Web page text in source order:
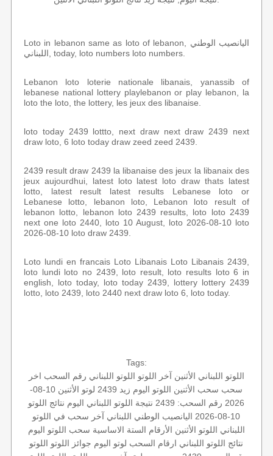
Loto in lebanon same as loto of lebanon, اليانصيب الوطني
اللبناني, today, loto numbers loto numbers.
Lebanon loto loterie nationale libanais, yanassib of
lebanese national lottery playlebanon or play lebanon, la
loto the loto, the lottery, les jeux des libanaise.
loto today 2439 lottto, next draw next draw 2439 next
draw loto, 6 loto today draw zeed zeed 2439.
2439 result draw 2439 la libanaise des jeux la libanaix des
jeux aujourdhui, latest loto latest loto draw thats latest
lotto, latest result latest results Lebanese loto or
Lebanese lotto, lebanon loto, Lebanon loto result of
lebanon lotto, lebanon loto 2439 results, loto loto 2439
next one loto 2440, loto 10 August, loto 2026-08-10 loto
2026-08-10 loto draw 2439.
Loto lundi en francais Loto Libanais Loto Libanais 2439,
loto lundi loto no 2439, loto result, loto results loto 6 in
english, loto today, loto today 2439, lottery lottery 2439
lotto, loto 2439, loto 2440 next draw loto 6, loto today.
Tags:
اللوتو اللبناني الأثنين آخر اللوتو اللوتو اللبناني رقم السحب اخر
سحب سحب الأثنين اللوتو اليوم زيد 2439
لوتو الأثنين 10-08-
2026 رقم السحب: 2439 نتيجة اللوتو اللبناني اليوم نتائج اللوتو
10-08-2026
اليانصيب الوطني اللبناني آخر سحب في اللوتو
اللبناني اللوتو الأثنين الأرقام الستة الاساسية سحب اللوتو اليوم
نتائج اللوتو اللبناني ارقام السحب لوتو اليوم جوائز اللوتو اللوتو